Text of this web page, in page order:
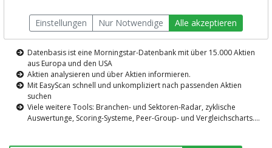
Die Aktienanalyse-Plattform von
TraderFox
Datenbasis ist eine Morningstar-Datenbank mit über 15.000 Aktien
aus Europa und den USA
Aktien analysieren und über Aktien informieren.
Mit EasyScan schnell und unkompliziert nach passenden Aktien
suchen
Viele weitere Tools: Branchen- und Sektoren-Radar, zyklische
Auswertunge, Scoring-Systeme, Peer-Group- und Vergleichscharts....
Einstellungen Nur Notwendige Alle akzeptieren